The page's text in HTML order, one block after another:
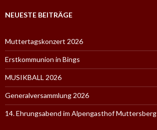
NEUESTE BEITRÄGE
Muttertagskonzert 2026
Erstkommunion in Bings
MUSIKBALL 2026
Generalversammlung 2026
14. Ehrungsabend im Alpengasthof Muttersberg